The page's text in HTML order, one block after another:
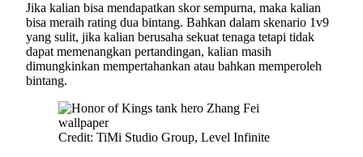
Jika kalian bisa mendapatkan skor sempurna, maka kalian
bisa meraih rating dua bintang. Bahkan dalam skenario 1v9
yang sulit, jika kalian berusaha sekuat tenaga tetapi tidak
dapat memenangkan pertandingan, kalian masih
dimungkinkan mempertahankan atau bahkan memperoleh
bintang.
Credit: TiMi Studio Group, Level Infinite